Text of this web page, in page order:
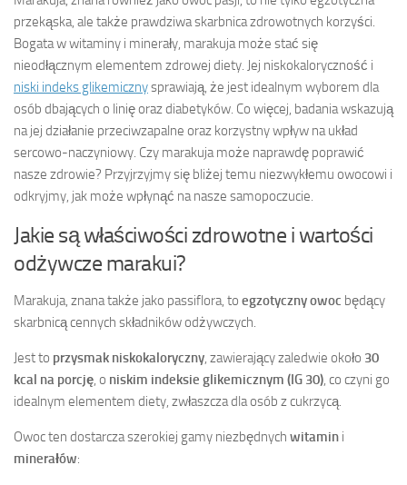
przekąska, ale także prawdziwa skarbnica zdrowotnych korzyści.
Bogata w witaminy i minerały, marakuja może stać się
nieodłącznym elementem zdrowej diety. Jej niskokaloryczność i
niski indeks glikemicznysprawiają, że jest idealnym wyborem dla
osób dbających o linię oraz diabetyków. Co więcej, badania wskazują
na jej działanie przeciwzapalne oraz korzystny wpływ na układ
sercowo-naczyniowy. Czy marakuja może naprawdę poprawić
nasze zdrowie? Przyjrzyjmy się bliżej temu niezwykłemu owocowi i
odkryjmy, jak może wpłynąć na nasze samopoczucie.
Jakie są właściwości zdrowotne i wartości
odżywcze marakui?
Marakuja, znana także jako passiflora, to egzotyczny owoc będący
skarbnicą cennych składników odżywczych.
Jest to przysmak niskokaloryczny, zawierający zaledwie około 30
kcal na porcję, o niskim indeksie glikemicznym (IG 30), co czyni go
idealnym elementem diety, zwłaszcza dla osób z cukrzycą.
Owoc ten dostarcza szerokiej gamy niezbędnych witamin i
minerałów: